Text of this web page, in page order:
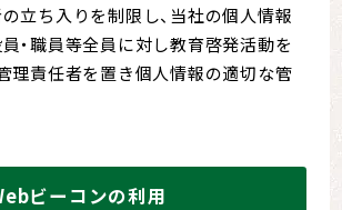
立ち入りを制限し、当社の個人情報
・職員等全員に対し教育啓発活動を
理責任者を置き個人情報の適切な管
ビーコンの利用